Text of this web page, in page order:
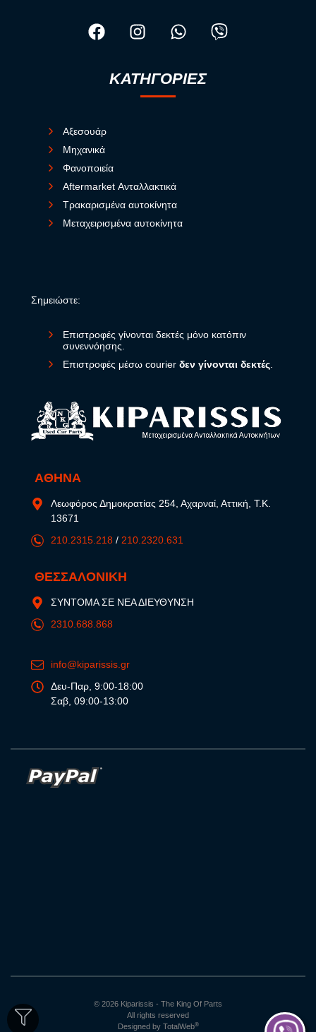
ΚΑΤΗΓΟΡΙΕΣ
Αξεσουάρ
Μηχανικά
Φανοποιεία
Aftermarket Ανταλλακτικά
Τρακαρισμένα αυτοκίνητα
Μεταχειρισμένα αυτοκίνητα
Σημειώστε:
Επιστροφές γίνονται δεκτές μόνο κατόπιν
συνεννόησης.
Επιστροφές μέσω courier δεν γίνονται δεκτές
ΑΘΗΝΑ
Λεωφόρος Δημοκρατίας 254, Αχαρναί, Αττική, Τ.Κ.
13671
210.2315.218 / 210.2320.631
ΘΕΣΣΑΛΟΝΙΚΗ
ΣΥΝΤΟΜΑ ΣΕ ΝΕΑ ΔΙΕΥΘΥΝΣΗ
2310.688.868
info@kiparissis.gr
Δευ-Παρ, 9:00-18:00
Σαβ, 09:00-13:00
© 2026 Kiparissis - The King Of Parts
All rights reserved
Designed by TotalWeb®